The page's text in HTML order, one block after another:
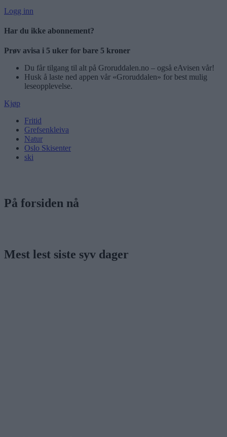
Logg inn
Har du ikke abonnement?
Prøv avisa i 5 uker for bare 5 kroner
Du får tilgang til alt på Groruddalen.no – også eAvisen vår!
Husk å laste ned appen vår «Groruddalen» for best mulig
leseopplevelse.
Kjøp
Fritid
Grefsenkleiva
Natur
Oslo Skisenter
ski
På forsiden nå
Mest lest siste syv dager